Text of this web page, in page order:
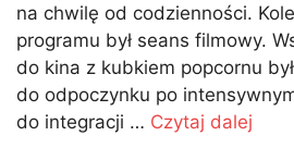
na chwilę od codzienności.
programu był seans filmowy.
do kina z kubkiem popcornu
do odpoczynku po
do integracji … Czytaj dalej